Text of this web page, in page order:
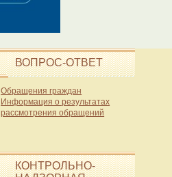
ВОПРОС-ОТВЕТ
Обращения граждан
Информация о результатах
рассмотрения обращений
КОНТРОЛЬНО-